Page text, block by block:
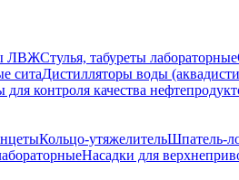
ЛВЖСтулья, табуреты лабораторные
ситаДистилляторы воды
контроля качества
Кольцо-утяжелительШпатель-
Насадки для